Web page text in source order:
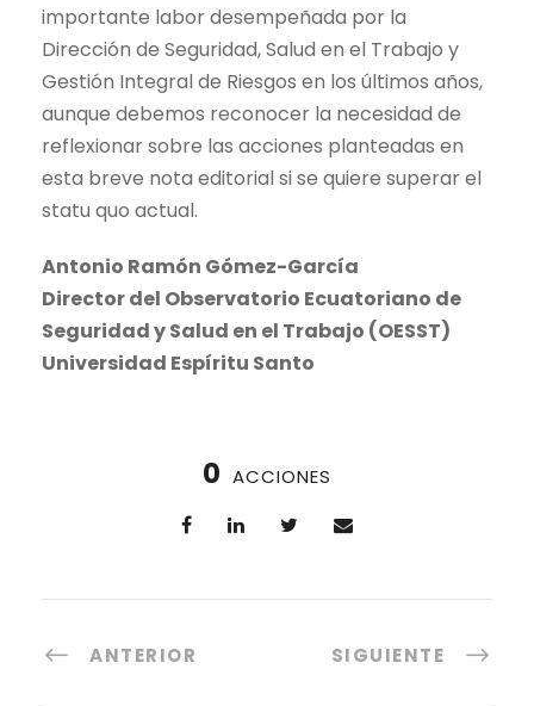
importante labor desempeñada por la
Dirección de Seguridad, Salud en el Trabajo y
Gestión Integral de Riesgos en los últimos años,
aunque debemos reconocer la necesidad de
reflexionar sobre las acciones planteadas en
esta breve nota editorial si se quiere superar el
statu quo actual.
Antonio Ramón Gómez-García
Director del Observatorio Ecuatoriano de
Seguridad y Salud en el Trabajo (OESST)
Universidad Espíritu Santo
0 ACCIONES
ANTERIOR SIGUIENTE